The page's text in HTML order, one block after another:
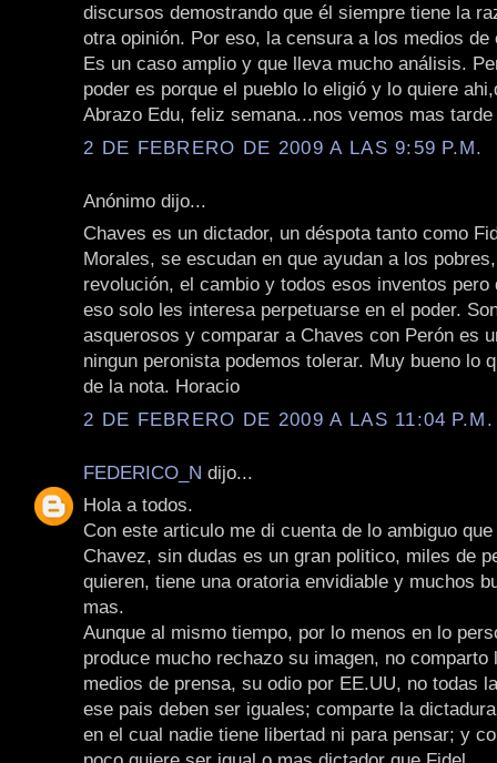
discursos demostrando que él siempre tiene la
otra opinión. Por eso, la censura a los medios de
Es un caso amplio y que lleva mucho análisis.
poder es porque el pueblo lo eligió y lo quiere
Abrazo Edu, feliz semana...nos vemos mas tarde
2 DE FEBRERO DE 2009 A LAS 9:59 P.M.
Anónimo dijo...
Chaves es un dictador, un déspota tanto como
Morales, se escudan en que ayudan a los
revolución, el cambio y todos esos inventos pero
eso solo les interesa perpetuarse en el poder.
asquerosos y comparar a Chaves con Perón es
ningun peronista podemos tolerar. Muy bueno lo
de la nota. Horacio
2 DE FEBRERO DE 2009 A LAS 11:04 P.M.
FEDERICO_N dijo...
Hola a todos.
Con este articulo me di cuenta de lo ambiguo
Chavez, sin dudas es un gran politico, miles de
quieren, tiene una oratoria envidiable y muchos
mas.
Aunque al mismo tiempo, por lo menos en lo
produce mucho rechazo su imagen, no comparto
medios de prensa, su odio por EE.UU, no todas
ese pais deben ser iguales; comparte la
en el cual nadie tiene libertad ni para pensar; y